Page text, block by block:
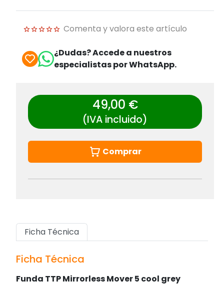
Comenta y valora este artículo
¿Dudas? Accede a nuestros
especialistas por WhatsApp.
49,00 €
(IVA incluido)
Comprar
Ficha Técnica
Ficha Técnica
Funda TTP Mirrorless Mover 5 cool grey